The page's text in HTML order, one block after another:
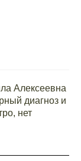
Алексеевна
диагноз и
нет